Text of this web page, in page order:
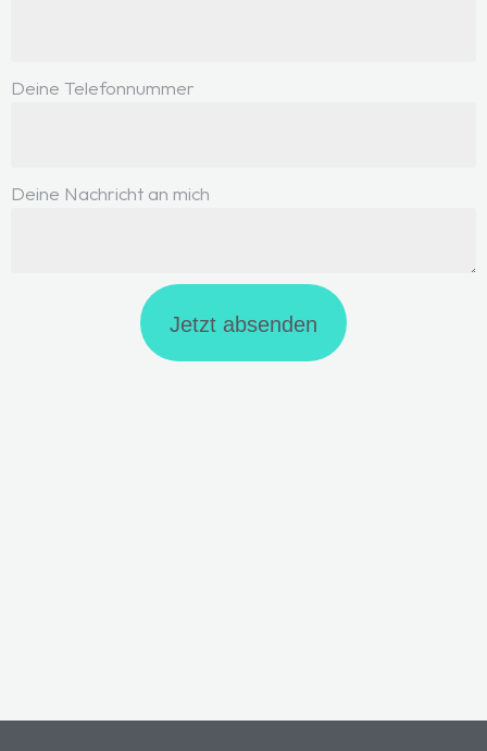
Deine Telefonnummer
Deine Nachricht an mich
Jetzt absenden